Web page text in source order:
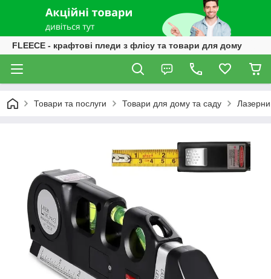
FLEECE - крафтові пледи з флісу та товари для дому
Товари та послуги Товари для дому та саду